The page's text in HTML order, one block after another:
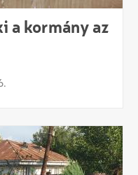
a kormány az